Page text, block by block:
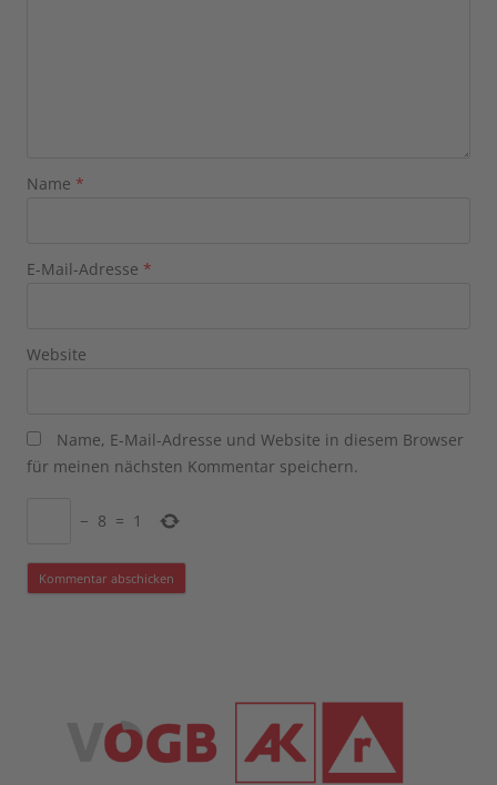
Name *
E-Mail-Adresse *
Website
Name, E-Mail-Adresse und Website in diesem Browser
für meinen nächsten Kommentar speichern.
− 8 = 1